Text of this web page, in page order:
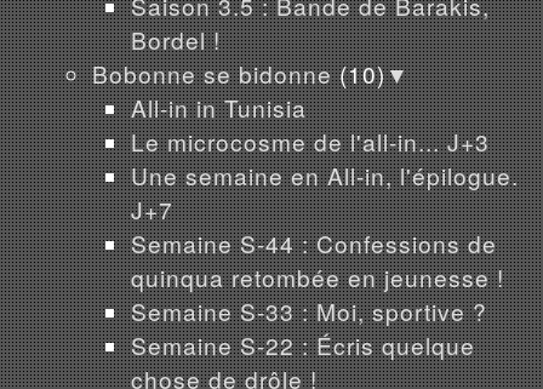
Bordel !
Bobonne se bidonne (10)▼
All-in in Tunisia
Le microcosme de l'all-in... J+3
Une semaine en All-in, l'épilogue.
J+7
Semaine S-44 : Confessions de
quinqua retombée en jeunesse !
Semaine S-33 : Moi, sportive ?
Semaine S-22 : Écris quelque
chose de drôle !